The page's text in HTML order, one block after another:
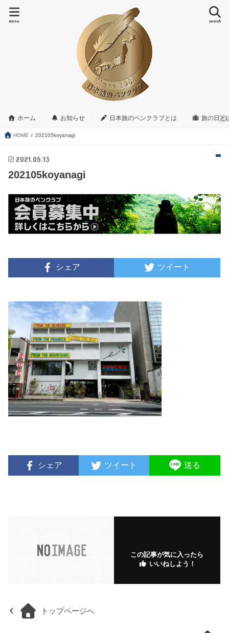
search
menu
ホーム お知らせ 日本旅のペンクラブとは 旅の日と
HOME 202105koyanagi
2021.05.13
202105koyanagi
シェア ツイート
シェア ツイート 送る
この記事が気に入ったら
いいねしよう！
トップページへ